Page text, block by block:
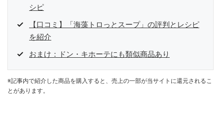
シピ
【口コミ】「海藻トロっとスープ」の評判とレシピ
を紹介
おまけ：ドン・キホーテにも類似商品あり
※記事内で紹介した商品を購入すると、売上の一部が当サイトに還元されるこ
とがあります。